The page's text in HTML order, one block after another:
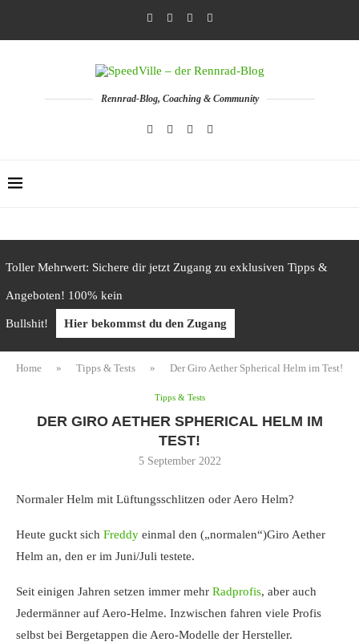
Rennrad-Blog, Coaching & Community
Toller Mehrwert: Sichere dir jetzt Zugang zu exklusiven Tipps &
Angeboten! 100% kein
Bullshit! Hier bekommst du den Zugang
Home » Tipps & Tests » Der Giro Aether Spherical Helm im Test!
Tipps & Tests
DER GIRO AETHER SPHERICAL HELM IM
TEST!
5 September 2022
Normaler Helm mit Lüftungsschlitzen oder Aero Helm?
Heute guckt sich Freddy einmal den („normalen“)Giro Aether
Helm an, den er im Juni/Juli testete.
Seit einigen Jahren setzen immer mehr Radprofis, aber auch
Jedermänner auf Aero-Helme. Inzwischen fahren viele Profis
selbst bei Bergetappen die Aero-Modelle der Hersteller.